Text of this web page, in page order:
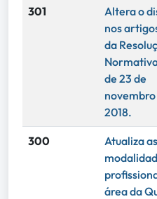
301
Altera o
nos
da
de 23 de
novembro
2018.
300
Atualiza as
área da